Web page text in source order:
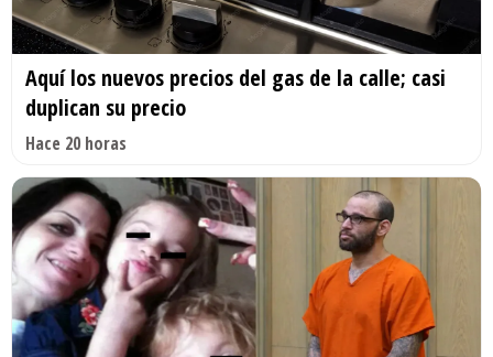
Aquí los nuevos precios del gas de la calle; casi
duplican su precio
Hace 20 horas